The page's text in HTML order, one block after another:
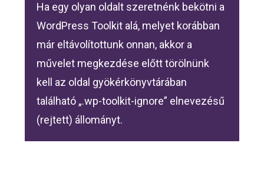
Ha egy olyan oldalt szeretnénk bekötni a
WordPress Toolkit alá, melyet korábban
már eltávolítottunk onnan, akkor a
művelet megkezdése előtt törölnünk
kell az oldal gyökérkönyvtárában
található „.wp-toolkit-ignore” elnevezésű
(rejtett) állományt.